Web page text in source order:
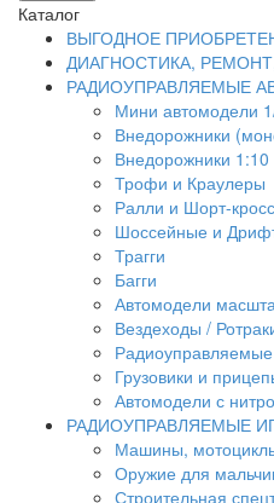
Каталог
ВЫГОДНОЕ
ДИАГНОСТИКА,
РАДИОУПРАВЛЯЕМЫЕ
Мини автомодели
Внедорожники
Внедорожники 1:10
Трофи и Краулеры
Ралли и Шорт-кросс
Шоссейные и
Трагги
Багги
Автомодели
Вездеходы /
Грузовики и
Автомодели с
РАДИОУПРАВЛЯЕМЫЕ
Машины,
Оружие для
Строительная